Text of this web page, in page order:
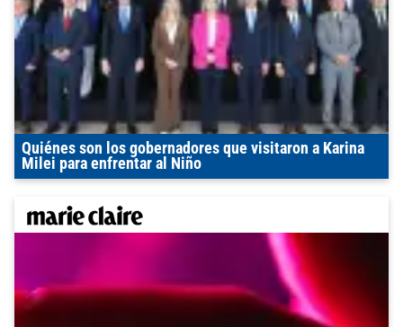
Quiénes son los gobernadores que visitaron a Karina
Milei para enfrentar al Niño